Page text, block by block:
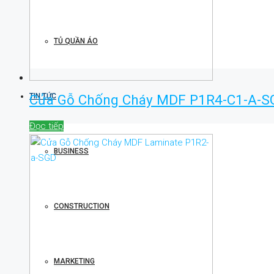
TỦ QUẦN ÁO
TIN TỨC
BUSINESS
CONSTRUCTION
MARKETING
Cửa Gỗ Chống Cháy MDF P1R4-C1-A-
Đọc tiếp